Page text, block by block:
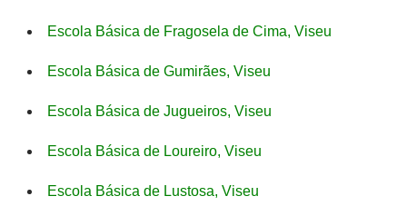
Escola Básica de Fragosela de Cima, Viseu
Escola Básica de Gumirães, Viseu
Escola Básica de Jugueiros, Viseu
Escola Básica de Loureiro, Viseu
Escola Básica de Lustosa, Viseu